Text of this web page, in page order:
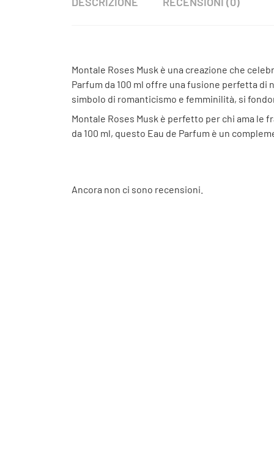
Montale Roses Musk è una creazione che
Parfum da 100 ml offre una fusione perfetta di
simbolo di romanticismo e femminilità, si
Montale Roses Musk è perfetto per chi ama le
da 100 ml, questo Eau de Parfum è un
Ancora non ci sono recensioni.